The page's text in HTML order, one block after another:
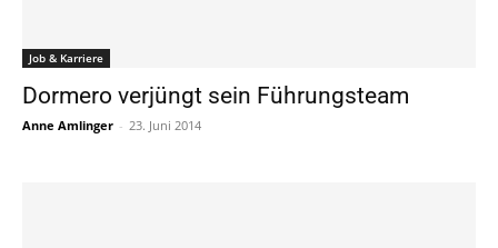
Job & Karriere
Dormero verjüngt sein Führungsteam
Anne Amlinger - 23. Juni 2014